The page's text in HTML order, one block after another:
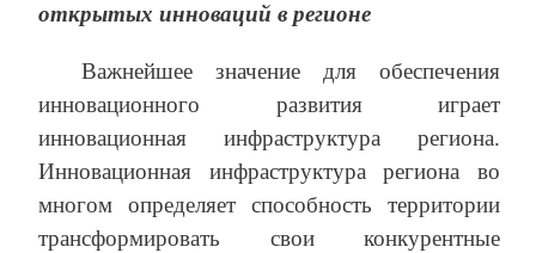
открытых инноваций в регионе
Важнейшее значение для обеспечения
инновационного развития играет
инновационная инфраструктура региона.
Инновационная инфраструктура региона во
многом определяет способность территории
трансформировать свои конкурентные